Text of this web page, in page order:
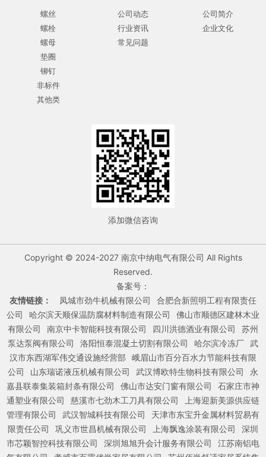
螺丝
螺栓
螺母
垫圈
铆钉
非标件
其他类
公司动态
行业资讯
常见问题
公司简介
企业文化
添加微信咨询
Copyright © 2024-2027 南京中纳电气有限公司 All Rights
Reserved.
备案号：
友情链接：
凤城市劲牛机械有限公司
合肥合新照明工程有限责任
公司
哈尔滨天顺保温防腐材料制造有限公司
佛山市顺德区建林木业
有限公司
南京中卡智能科技有限公司 四川洪德酒业有限公司
苏州
泵达泵阀有限公司
洛阳恒泰混凝土切割有限公司 哈尔滨冷冻厂 武
汉市东西湖军伟交通设施经营部
峨眉山市百分百水力节能科技有限
公司
山东瑞诺液压机械有限公司 武汉博欧特生物科技有限公司
永
嘉县联泰集装箱封条有限公司
佛山市达安门窗有限公司
石家庄市神
通塑业有限公司
慈溪市七劲木工刀具有限公司
上海迎新美源供应链
管理有限公司
武汉智城科技有限公司
天津市东宝升金属材料贸易有
限责任公司
巩义市世昌机械有限公司 上海飘逸涂装有限公司
深圳
市芯颖智控科技有限公司
深圳旭旭升会计服务有限公司
江苏南铝电